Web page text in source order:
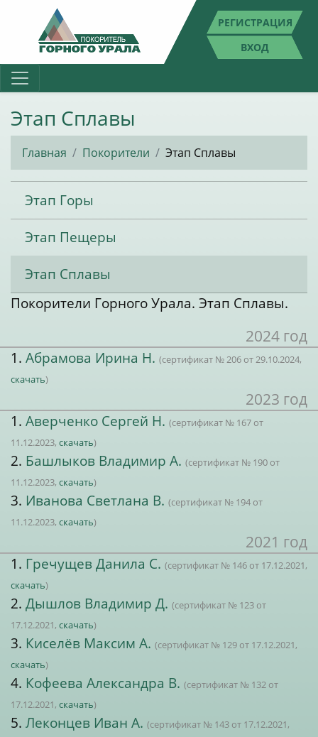
РЕГИСТРАЦИЯ
ВХОД
Этап Сплавы
Главная Покорители Этап Сплавы
Этап Горы
Этап Пещеры
Этап Сплавы
Покорители Горного Урала. Этап Сплавы.
2024 год
1. Абрамова Ирина Н. (сертификат № 206 от 29.10.2024,
скачать)
2023 год
1. Аверченко Сергей Н. (сертификат № 167 от
11.12.2023, скачать)
2. Башлыков Владимир А. (сертификат № 190 от
11.12.2023, скачать)
3. Иванова Светлана В. (сертификат № 194 от
11.12.2023, скачать)
2021 год
1. Гречущев Данила С. (сертификат № 146 от 17.12.2021,
скачать)
2. Дышлов Владимир Д. (сертификат № 123 от
17.12.2021, скачать)
3. Киселёв Максим А. (сертификат № 129 от 17.12.2021,
скачать)
4. Кофеева Александра В. (сертификат № 132 от
17.12.2021, скачать)
5. Леконцев Иван А. (сертификат № 143 от 17.12.2021,